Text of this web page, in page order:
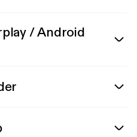
/ Android